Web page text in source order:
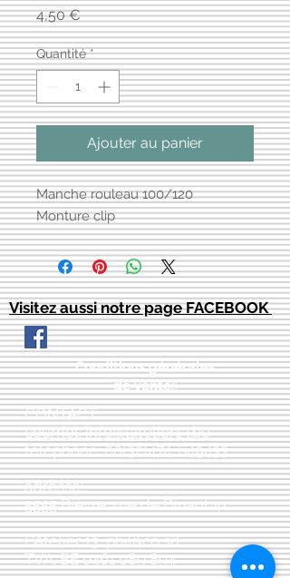
4,50 €Prix
Quantité *
Ajouter au panier
Manche rouleau 100/120
Monture clip
Visitez aussi notre page FACEBOOK
Conditions générales
de vente::
CONTACT:
courriel:info@latelier13.be
téléphone:00(32)474-649433
adresse:
5555 Bièvre, rue de Dinant 41
L'Atelier 13, phil&co srl
TVA: BE0461 089 894